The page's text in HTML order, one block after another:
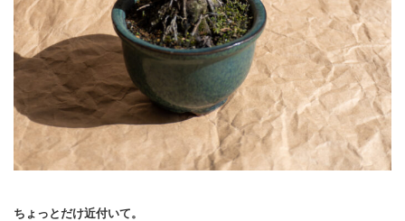
ちょっとだけ近付いて。